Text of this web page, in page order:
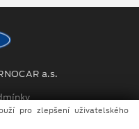
a.s.
údajů
pro zlepšení uživatelského